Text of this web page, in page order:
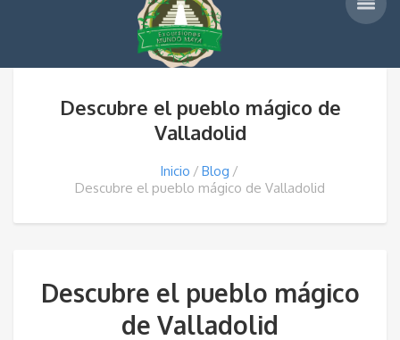
Descubre el pueblo mágico de
Valladolid
Inicio
Blog
Descubre el pueblo mágico de Valladolid
Descubre el pueblo mágico
de Valladolid